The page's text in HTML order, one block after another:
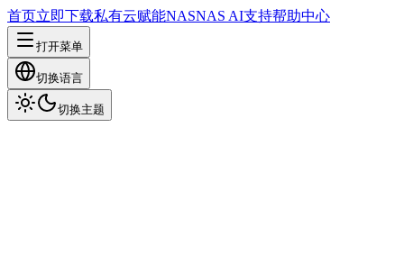
首页立即下载私有云赋能NASNAS AI支持帮助中心
打开菜单
切换语言
切换主题